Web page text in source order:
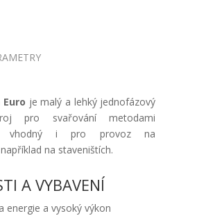
Euro je malý a lehký jednofázový
pro svařování metodami
vhodný i pro provoz na
na staveništích.
A VYBAVENÍ
energie a vysoký výkon